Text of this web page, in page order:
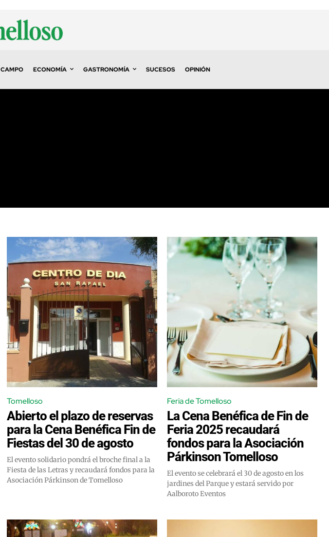
CAMPO ECONOMÍA GASTRONOMÍA SUCESOS OPINIÓN
Tomelloso
Abierto el plazo de reservas
para la Cena Benéfica Fin de
Fiestas del 30 de agosto
El evento solidario pondrá el broche final a la
Fiesta de las Letras y recaudará fondos para la
Asociación Párkinson de Tomelloso
Feria de Tomelloso
La Cena Benéfica de Fin de
Feria 2025 recaudará
fondos para la Asociación
Párkinson Tomelloso
El evento se celebrará el 30 de agosto en los
jardines del Parque y estará servido por
Aalboroto Eventos